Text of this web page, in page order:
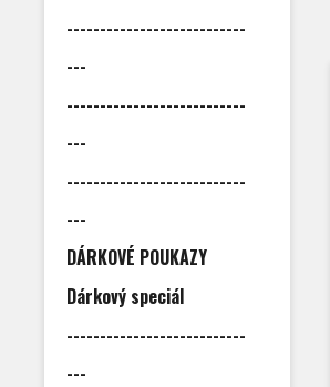
---------------------------
---
---------------------------
---
---------------------------
---
DÁRKOVÉ POUKAZY
Dárkový speciál
---------------------------
---